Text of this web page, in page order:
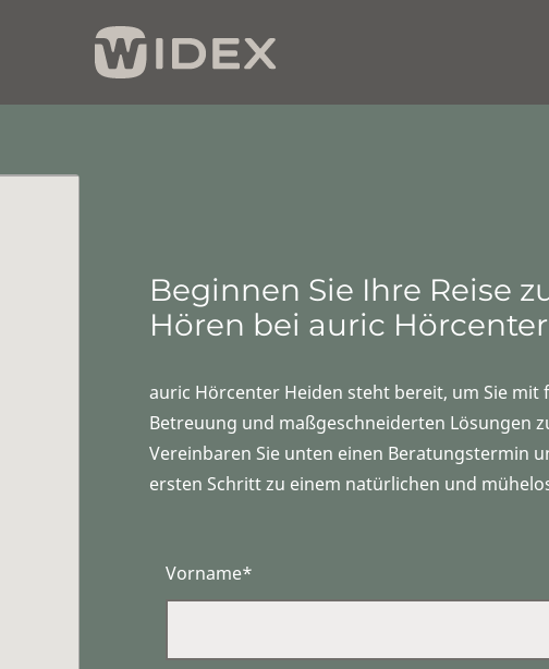
Beginnen Sie Ihre Reise
Hören bei auric
auric Hörcenter Heiden steht bereit, um Sie mit
Betreuung und maßgeschneiderten Lösungen
Vereinbaren Sie unten einen Beratungstermin
ersten Schritt zu einem natürlichen und
Vorname*